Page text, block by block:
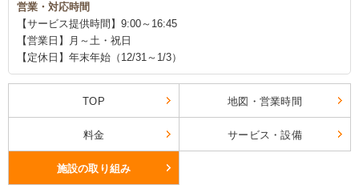
営業・対応時間
【サービス提供時間】9:00～16:45
【営業日】月～土・祝日
【定休日】年末年始（12/31～1/3）
TOP 地図・営業時間
料金 サービス・設備
施設の取り組み